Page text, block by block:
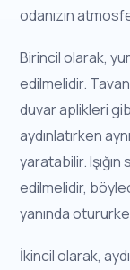
odanızın
Birincil olarak,
edilmelidir.
duvar aplikleri
aydınlatırken
yaratabilir.
edilmelidir,
yanında
İkincil olarak,